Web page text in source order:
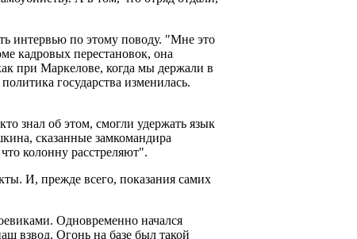
интервью по этому поводу. "Мне это
кадровых перестановок, она
при Маркелове, когда мы держали в
государства изменилась.
знал об этом, смогли удержать язык
сказанные замкомандира
колонну расстреляют".
И, прежде всего, показания самих
Одновременно начался
взвод. Огонь на базе был такой